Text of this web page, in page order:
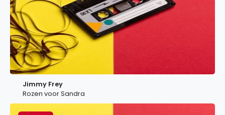
Jimmy Frey
Rozen voor Sandra